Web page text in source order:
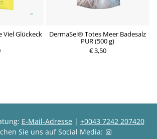
Viel Glückeck DermaSel® Totes Meer Badesalz
PUR (500 g)
€ 3,50
E-Mail-Adresse | +0043 7242 207420
Sie uns auf Social Media: